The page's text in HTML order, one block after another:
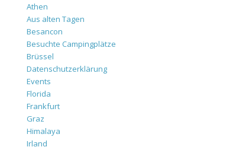
Athen
Aus alten Tagen
Besancon
Besuchte Campingplätze
Brüssel
Datenschutzerklärung
Events
Florida
Frankfurt
Graz
Himalaya
Irland